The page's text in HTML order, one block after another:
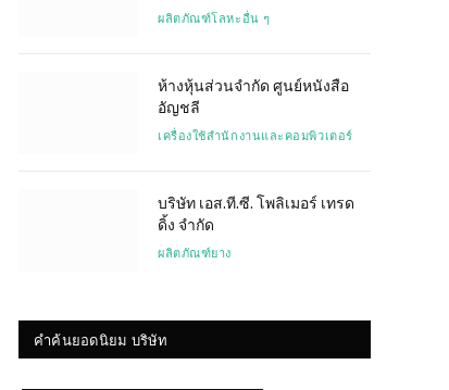
ผลิตภัณฑ์โลหะอื่น ๆ
ห้างหุ้นส่วนจำกัด ศูนย์หนังสือ
อัญชลี
เครื่องใช้สำนักงานและคอมพิวเตอร์
บริษัท เอส.ที.ซี. โพลิเมอร์ เทรด
ดิ้ง จำกัด
ผลิตภัณฑ์ยาง
คำค้นยอดนิยม บริษัท